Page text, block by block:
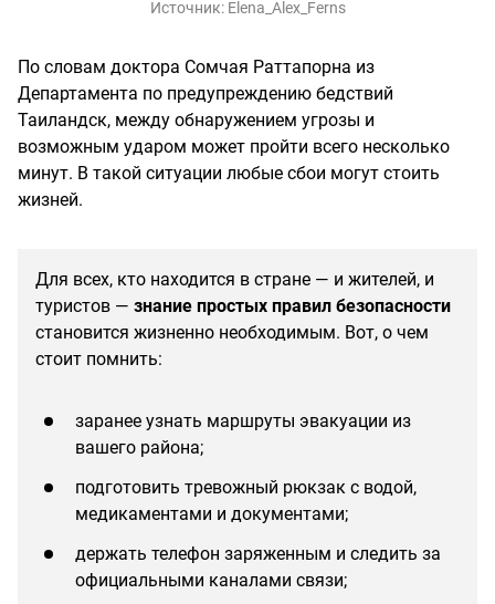
Источник: Elena_Alex_Ferns
По словам доктора Сомчая Раттапорна из
Департамента по предупреждению бедствий
Таиландск, между обнаружением угрозы и
возможным ударом может пройти всего несколько
минут. В такой ситуации любые сбои могут стоить
жизней.
Для всех, кто находится в стране — и жителей, и
туристов — знание простых правил безопасности
становится жизненно необходимым. Вот, о чем
стоит помнить:
заранее узнать маршруты эвакуации из
вашего района;
подготовить тревожный рюкзак с водой,
медикаментами и документами;
держать телефон заряженным и следить за
официальными каналами связи;